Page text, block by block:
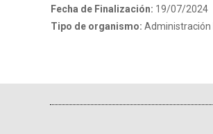
Fecha de Finalización: 19/07/2024
Tipo de organismo: Administración